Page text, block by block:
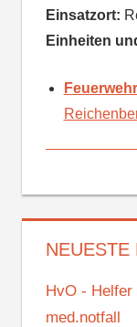
Einsatzort:
Einheiten
NEUESTE
HvO - Helfer
med.notfall